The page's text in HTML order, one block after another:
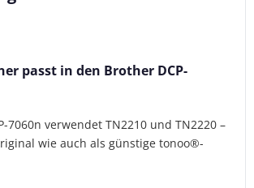
passt in den Brother DCP-
7060n verwendet TN2210 und TN2220 –
wie auch als günstige tonoo®-